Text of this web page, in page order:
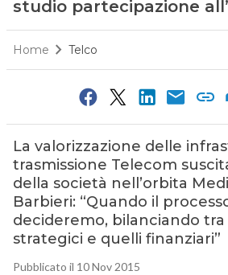
studio partecipazione
Home Telco
La valorizzazione delle
trasmissione Telecom
della società nell’orbita
Barbieri: “Quando il
decideremo, bilanciando
strategici e quelli finanziari”
Pubblicato il 10 Nov 2015